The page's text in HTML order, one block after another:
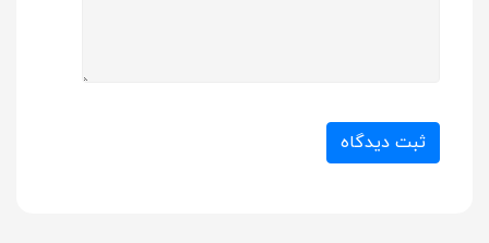
ثبت دیدگاه